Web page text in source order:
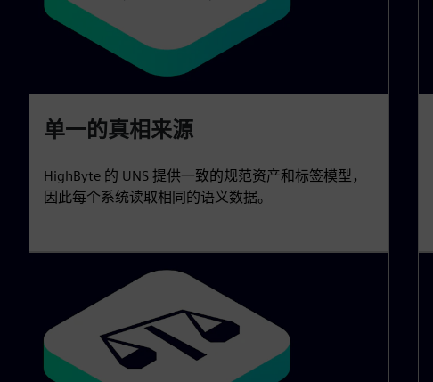
单一的真相来源
HighByte 的 UNS 提供一致的规范资产和标签模型，
因此每个系统读取相同的语义数据。